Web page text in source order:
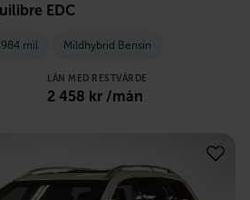
EDC
mil Mildhybrid Bensin
LÅN MED RESTVÄRDE
2 458 kr /mån